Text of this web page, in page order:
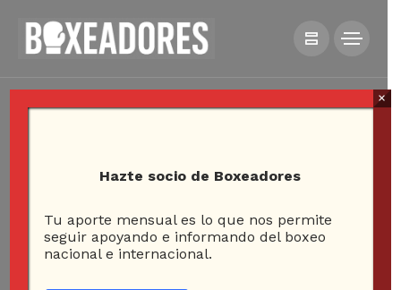
Hazte socio de Boxeadores
Tu aporte mensual es lo que nos permite
seguir apoyando e informando del boxeo
nacional e internacional.
×